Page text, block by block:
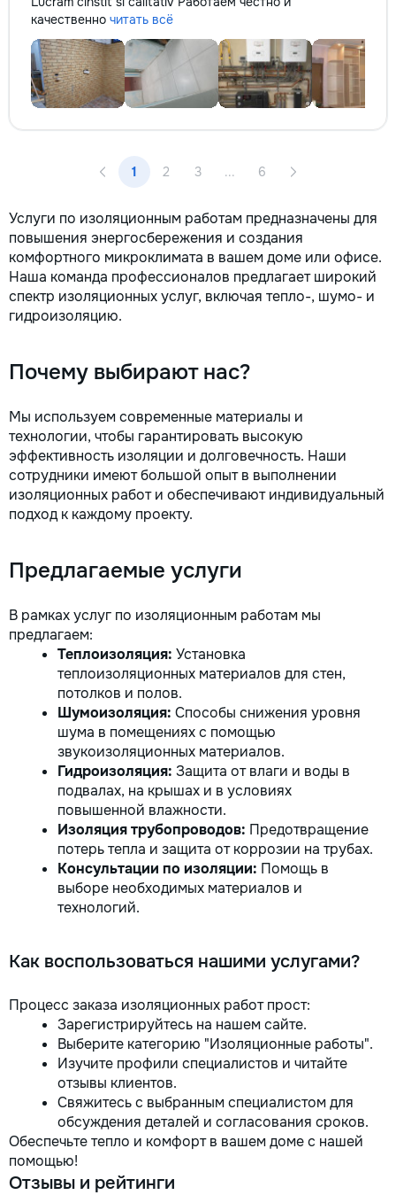
качественно читать всё
1 2 3 ... 6
Услуги по изоляционным работам предназначены для
повышения энергосбережения и создания
комфортного микроклимата в вашем доме или офисе.
Наша команда профессионалов предлагает широкий
спектр изоляционных услуг, включая тепло-, шумо- и
гидроизоляцию.
Почему выбирают нас?
Мы используем современные материалы и
технологии, чтобы гарантировать высокую
эффективность изоляции и долговечность. Наши
сотрудники имеют большой опыт в выполнении
изоляционных работ и обеспечивают индивидуальный
подход к каждому проекту.
Предлагаемые услуги
В рамках услуг по изоляционным работам мы
предлагаем:
Теплоизоляция: Установка
теплоизоляционных материалов для стен,
потолков и полов.
Шумоизоляция: Способы снижения уровня
шума в помещениях с помощью
звукоизоляционных материалов.
Гидроизоляция: Защита от влаги и воды в
подвалах, на крышах и в условиях
повышенной влажности.
Изоляция трубопроводов: Предотвращение
потерь тепла и защита от коррозии на трубах.
Консультации по изоляции: Помощь в
выборе необходимых материалов и
технологий.
Как воспользоваться нашими услугами?
Процесс заказа изоляционных работ прост:
Зарегистрируйтесь на нашем сайте.
Выберите категорию "Изоляционные работы".
Изучите профили специалистов и читайте
отзывы клиентов.
Свяжитесь с выбранным специалистом для
обсуждения деталей и согласования сроков.
Обеспечьте тепло и комфорт в вашем доме с нашей
помощью!
Отзывы и рейтинги